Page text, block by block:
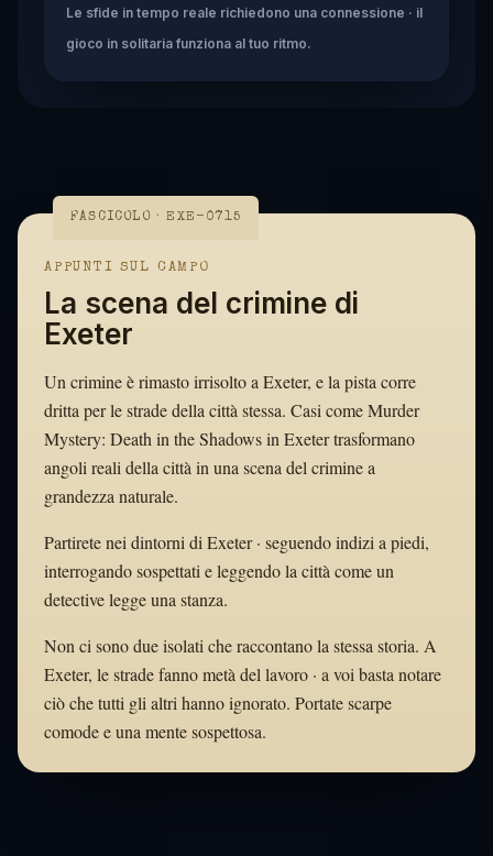
Le sfide in tempo reale richiedono una connessione · il
gioco in solitaria funziona al tuo ritmo.
FASCICOLO · EXE-0715
APPUNTI SUL CAMPO
La scena del crimine di
Exeter
Un crimine è rimasto irrisolto a Exeter, e la pista corre
dritta per le strade della città stessa. Casi come Murder
Mystery: Death in the Shadows in Exeter trasformano
angoli reali della città in una scena del crimine a
grandezza naturale.
Partirete nei dintorni di Exeter · seguendo indizi a piedi,
interrogando sospettati e leggendo la città come un
detective legge una stanza.
Non ci sono due isolati che raccontano la stessa storia. A
Exeter, le strade fanno metà del lavoro · a voi basta notare
ciò che tutti gli altri hanno ignorato. Portate scarpe
comode e una mente sospettosa.